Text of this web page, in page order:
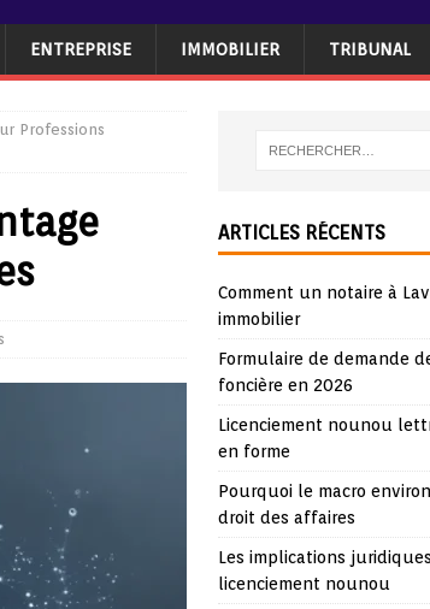
ENTREPRISE IMMOBILIER TRIBUNAL
Professions
ARTICLES RÉCENTS
Comment un notaire à
immobilier
Formulaire de demande
foncière en 2026
Licenciement nounou
en forme
Pourquoi le macro
droit des affaires
Les implications
licenciement nounou